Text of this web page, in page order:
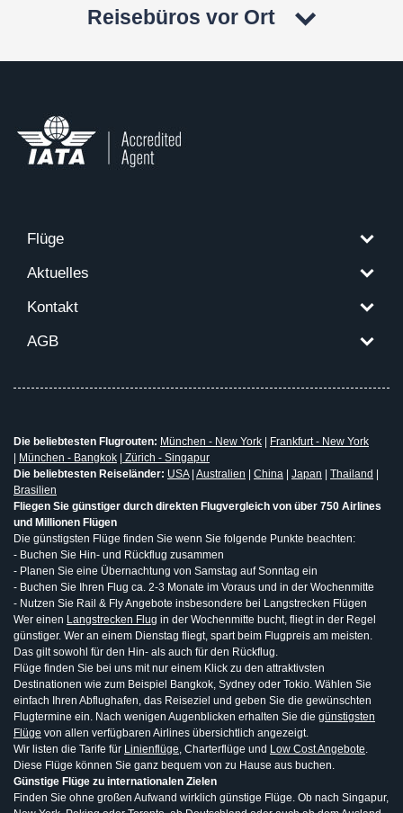
Reisebüros vor Ort
Flüge
Aktuelles
Kontakt
AGB
Die beliebtesten Flugrouten: München - New York
Frankfurt - New York
München - Bangkok
Zürich - Singapur
Die beliebtesten Reiseländer: USA| Australien China Japan Thailand
Brasilien
Fliegen Sie günstiger durch direkten Flugvergleich von über 750 Airlines
und Millionen Flügen
Die günstigsten Flüge finden Sie wenn Sie folgende Punkte beachten:
- Buchen Sie Hin- und Rückflug zusammen
- Planen Sie eine Übernachtung von Samstag auf Sonntag ein
- Buchen Sie Ihren Flug ca. 2-3 Monate im Voraus und in der Wochenmitte
- Nutzen Sie Rail & Fly Angebote insbesondere bei Langstrecken Flügen
Wer einen Langstrecken Flug in der Wochenmitte bucht, fliegt in der Regel
günstiger. Wer an einem Dienstag fliegt, spart beim Flugpreis am meisten.
Das gilt sowohl für den Hin- als auch für den Rückflug.
Flüge finden Sie bei uns mit nur einem Klick zu den attraktivsten
Destinationen wie zum Beispiel Bangkok, Sydney oder Tokio. Wählen Sie
einfach Ihren Abflughafen, das Reiseziel und geben Sie die gewünschten
Flugtermine ein. Nach wenigen Augenblicken erhalten Sie die günstigsten
Flüge von allen verfügbaren Airlines übersichtlich angezeigt.
Wir listen die Tarife für Linienflüge, Charterflüge und Low Cost Angebote.
Diese Flüge können Sie ganz bequem von zu Hause aus buchen.
Günstige Flüge zu internationalen Zielen
Finden Sie ohne großen Aufwand wirklich günstige Flüge. Ob nach Singapur,